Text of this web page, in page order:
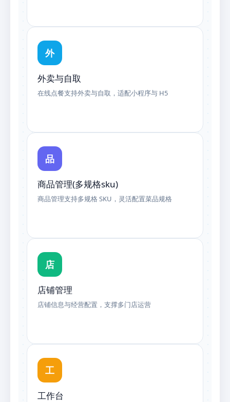
外
外卖与自取
在线点餐支持外卖与自取，适配小程序与 H5
品
商品管理(多规格sku)
商品管理支持多规格 SKU，灵活配置菜品规格
店
店铺管理
店铺信息与经营配置，支撑多门店运营
工
工作台